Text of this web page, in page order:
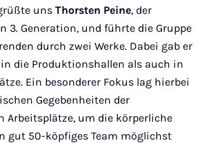
uns Thorsten Peine, der
3. Generation, und führte die Gruppe
durch zwei Werke. Dabei gab er
die Produktionshallen als auch in
Ein besonderer Fokus lag hierbei
Gegebenheiten der
Arbeitsplätze, um die körperliche
gut 50-köpfiges Team möglichst